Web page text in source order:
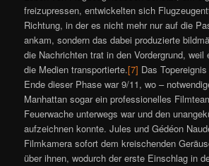
freizupressen, entwickelten sich
Richtung, in der es nicht mehr nur auf die
ankam, sondern das dabei produzierte
die Nachrichten trat in den Vordergrund,
die Medien transportierte.[7] Das
Ende dieser Phase war 9/11, wo –
Manhattan sogar ein professionelles
Feuerwache unterwegs war und den
aufzeichnen konnte. Jules und Gédéon
Filmkamera sofort dem kreischenden
über ihnen, wodurch der erste Einschlag in